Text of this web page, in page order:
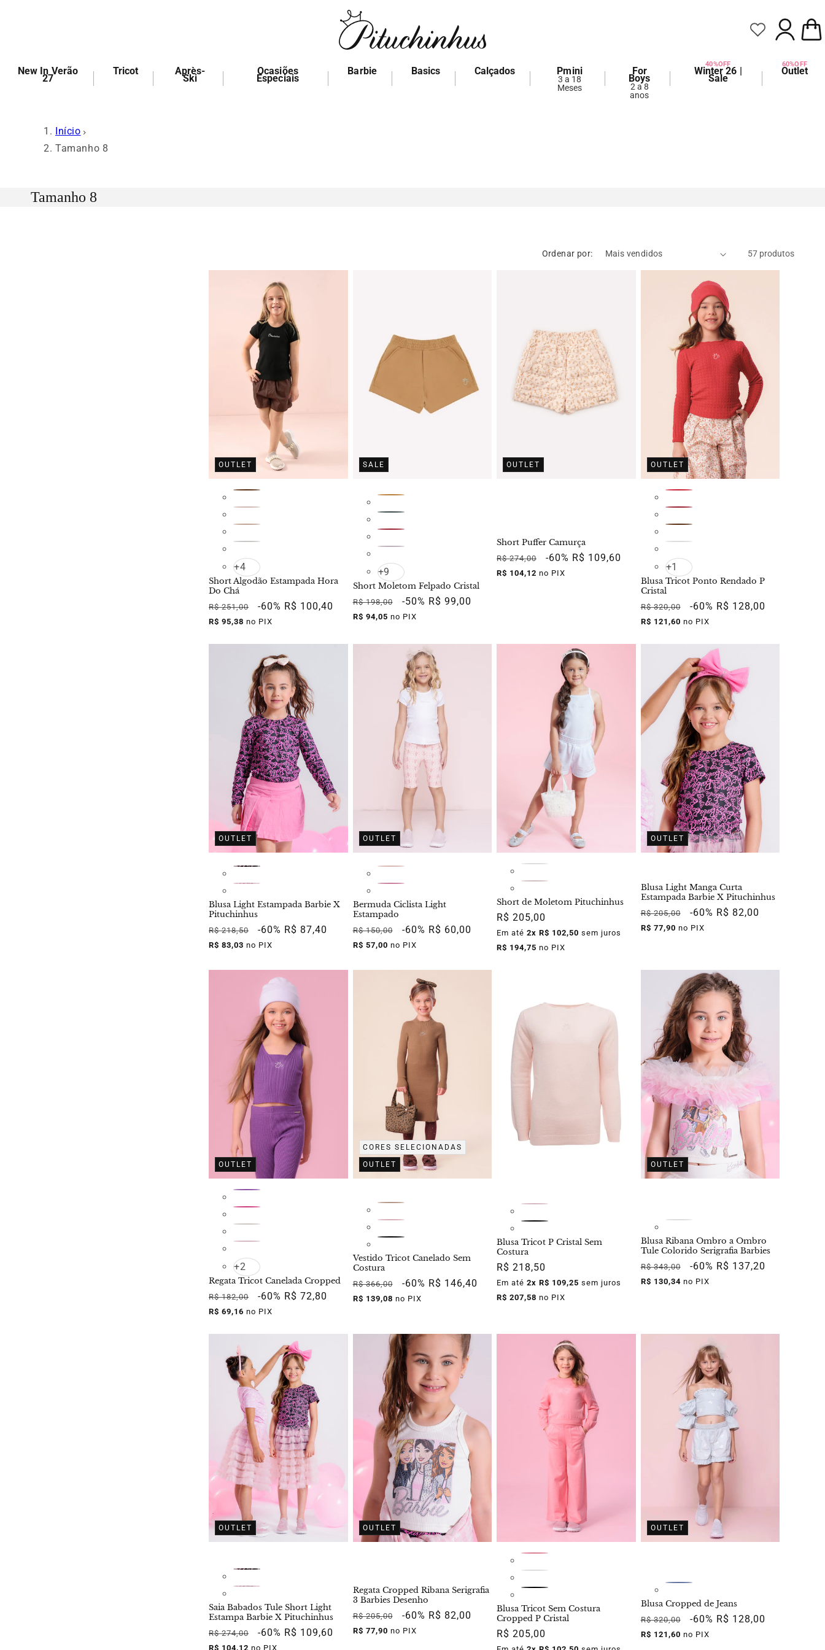
New In Verão
27
Tricot Après-
Ski
Ocasiões
Especiais
Barbie Basics Calçados Pmini
3 a 18
Meses
For
Boys
2 a 8
anos
40%OFF
Winter 26 |
Sale
60%OFF
Outlet
FAZER
LOGIN
Início
Tamanho 8
Tamanho 8
Ordenar por: 57 produtos
OUTLET
+4
Short Algodão Estampada Hora
Do Chá
Preço
normal
R$ 251,00
Preço
promocional
-60% R$ 100,40
R$ 95,38 no PIX
SALE
+9
Short Moletom Felpado Cristal
Preço
normal
R$ 198,00
Preço
promocional
-50% R$ 99,00
R$ 94,05 no PIX
OUTLET
Short Puffer Camurça
Preço
normal
R$ 274,00
Preço
promocional
-60% R$ 109,60
R$ 104,12 no PIX
OUTLET
+1
Blusa Tricot Ponto Rendado P
Cristal
Preço
normal
R$ 320,00
Preço
promocional
-60% R$ 128,00
R$ 121,60 no PIX
OUTLET
Blusa Light Estampada Barbie X
Pituchinhus
Preço
normal
R$ 218,50
Preço
promocional
-60% R$ 87,40
R$ 83,03 no PIX
OUTLET
Bermuda Ciclista Light
Estampado
Preço
normal
R$ 150,00
Preço
promocional
-60% R$ 60,00
R$ 57,00 no PIX
Short de Moletom Pituchinhus
Preço
normal
R$ 205,00
Em até 2x R$ 102,50 sem juros
R$ 194,75 no PIX
OUTLET
Blusa Light Manga Curta
Estampada Barbie X Pituchinhus
Preço
normal
R$ 205,00
Preço
promocional
-60% R$ 82,00
R$ 77,90 no PIX
OUTLET
+2
Regata Tricot Canelada Cropped
Preço
normal
R$ 182,00
Preço
promocional
-60% R$ 72,80
R$ 69,16 no PIX
CORES SELECIONADAS
OUTLET
Vestido Tricot Canelado Sem
Costura
Preço
normal
R$ 366,00
Preço
promocional
-60% R$ 146,40
R$ 139,08 no PIX
Blusa Tricot P Cristal Sem
Costura
Preço
normal
R$ 218,50
Em até 2x R$ 109,25 sem juros
R$ 207,58 no PIX
OUTLET
Blusa Ribana Ombro a Ombro
Tule Colorido Serigrafia Barbies
Preço
normal
R$ 343,00
Preço
promocional
-60% R$ 137,20
R$ 130,34no PIX
OUTLET
Saia Babados Tule Short Light
Estampa Barbie X Pituchinhus
Preço
normal
R$ 274,00
Preço
promocional
-60% R$ 109,60
R$ 104,12 no PIX
OUTLET
Regata Cropped Ribana Serigrafia
3 Barbies Desenho
Preço
normal
R$ 205,00
Preço
promocional
-60% R$ 82,00
R$ 77,90 no PIX
Blusa Tricot Sem Costura
Cropped P Cristal
Preço
R$ 205,00
OUTLET
Blusa Cropped de Jeans
Preço
normal
R$ 320,00
Preço
promocional
-60% R$ 128,00
R$ 121,60 no PIX